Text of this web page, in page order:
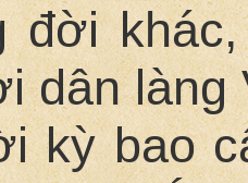
đời
dân làng
kỳ bao